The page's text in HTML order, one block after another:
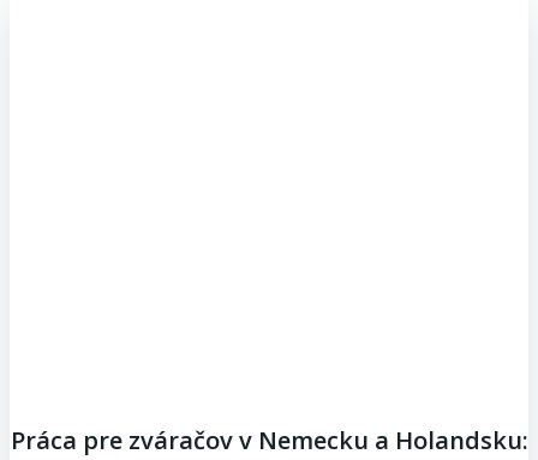
Práca pre zváračov v Nemecku a Holandsku: